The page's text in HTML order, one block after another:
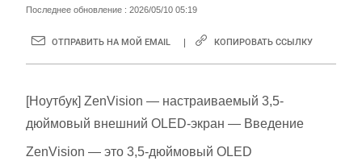
Последнее обновление : 2026/05/10 05:19
ОТПРАВИТЬ НА МОЙ EMAIL КОПИРОВАТЬ ССЫЛКУ
[Ноутбук] ZenVision — настраиваемый 3,5-
дюймовый внешний OLED-экран — Введение
ZenVision — это 3,5-дюймовый OLED